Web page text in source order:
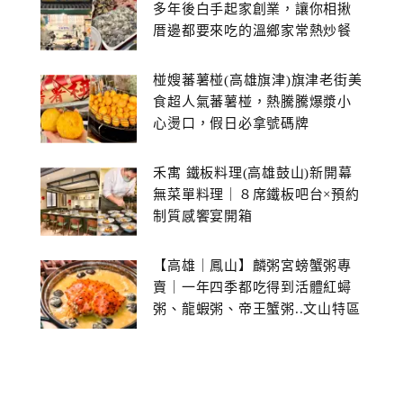
多年後白手起家創業，讓你相揪
厝邊都要來吃的溫鄉家常熱炒餐
椪嫂蕃薯椪(高雄旗津)旗津老街美
食超人氣蕃薯椪，熱騰騰爆漿小
心燙口，假日必拿號碼牌
禾寓 鐵板料理(高雄鼓山)新開幕
無菜單料理｜８席鐵板吧台×預約
制質感饗宴開箱
【高雄｜鳳山】麟粥宮螃蟹粥專
賣｜一年四季都吃得到活體紅蟳
粥、龍蝦粥、帝王蟹粥..文山特區